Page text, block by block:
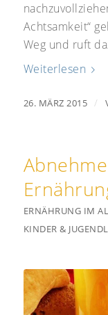
Achtsamkeit“
Weg und ruft
Weiterlesen
26. MÄRZ 2015 /
ERNÄHRUNG IM
KINDER &